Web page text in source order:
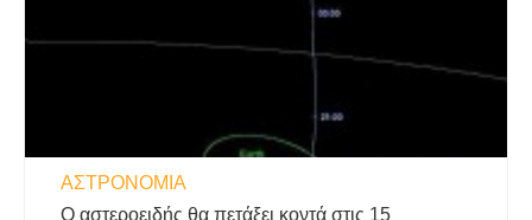
ΑΣΤΡΟΝΟΜΊΑ
Ο αστεροειδής θα πετάξει κοντά στις 15